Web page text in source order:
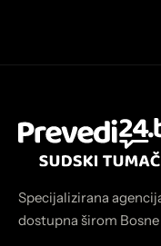
Specijalizirana
dostupna širom